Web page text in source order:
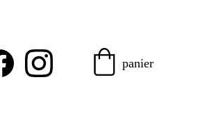
panier